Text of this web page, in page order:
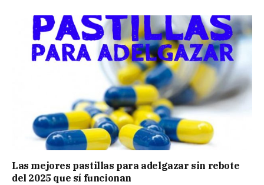
Las mejores pastillas para adelgazar sin rebote
del 2025 que sí funcionan